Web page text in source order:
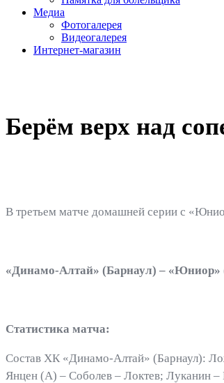
Медиа
Фотогалерея
Видеогалерея
Интернет-магазин
Берём верх над
В третьем матче домашней серии с
«Динамо-Алтай» (Барнаул) – «Юниор»
Статистика матча:
Состав ХК «Динамо-Алтай» (Барнаул):
Янцен (А) – Соболев – Локтев; Луканин –